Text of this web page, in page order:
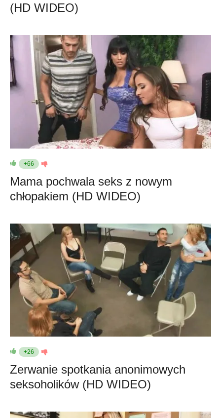
(HD WIDEO)
+66
Mama pochwala seks z nowym
chłopakiem (HD WIDEO)
+26
Zerwanie spotkania anonimowych
seksoholików (HD WIDEO)